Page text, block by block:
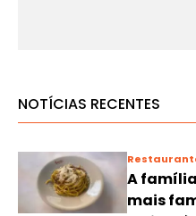
NOTÍCIAS RECENTES
A
mais